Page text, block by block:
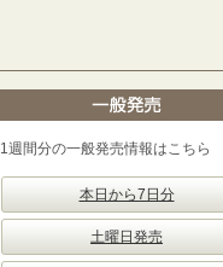
1週間分の一般発売情報はこちら
本日から7日分
土曜日発売